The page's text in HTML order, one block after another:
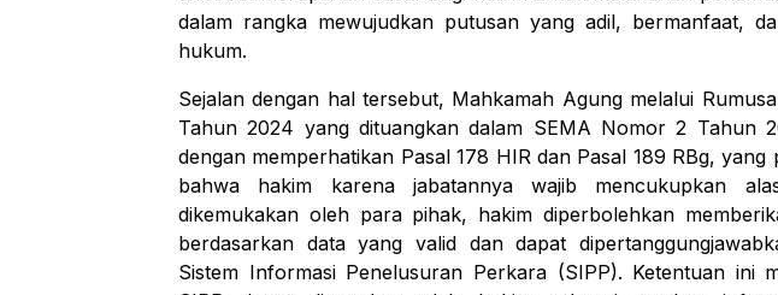
dalam rangka mewujudkan putusan yang adil, bermanfaat,
hukum.
Sejalan dengan hal tersebut, Mahkamah Agung melalui
Tahun 2024 yang dituangkan dalam SEMA Nomor 2 Tahun
dengan memperhatikan Pasal 178 HIR dan Pasal 189 RBg,
bahwa hakim karena jabatannya wajib mencukupkan
dikemukakan oleh para pihak, hakim diperbolehkan
berdasarkan data yang valid dan dapat
Sistem Informasi Penelusuran Perkara (SIPP). Ketentuan ini